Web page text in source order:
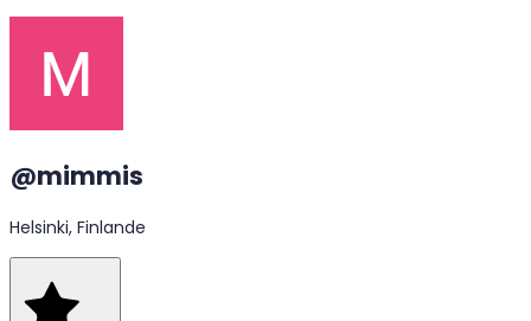
@mimmis
Helsinki, Finlande